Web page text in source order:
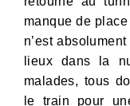
manque de
n’est
lieux dans la
malades, tous
le train pour